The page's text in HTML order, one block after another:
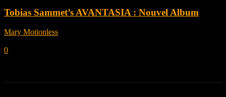
Tobias Sammet’s AVANTASIA : Nouvel Album
Mary Motionless
0